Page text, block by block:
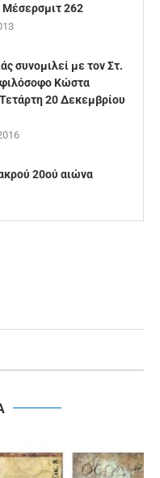
Μέσερσμιτ 262
συνομιλεί με τον Στ.
φιλόσοφο Κώστα
20 Δεκεμβρίου
20ού αιώνα